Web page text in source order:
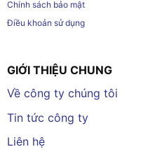
Chính sách bảo mật
Điều khoản sử dụng
GIỚI THIỆU CHUNG
Về công ty chúng tôi
Tin tức công ty
Liên hệ